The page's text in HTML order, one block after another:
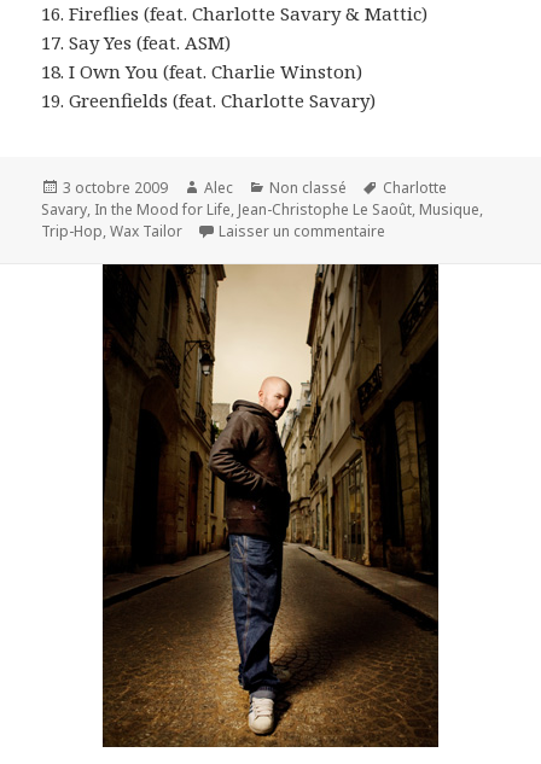
16. Fireflies (feat. Charlotte Savary & Mattic)
17. Say Yes (feat. ASM)
18. I Own You (feat. Charlie Winston)
19. Greenfields (feat. Charlotte Savary)
Publié
le
3 octobre 2009 Auteur
Alec Catégories
Non classé
Mots-
clés
Charlotte
Savary, In the Mood for Life, Jean-Christophe Le Saoût, Musique,
Trip-Hop,Wax Tailor Laisser un commentaire